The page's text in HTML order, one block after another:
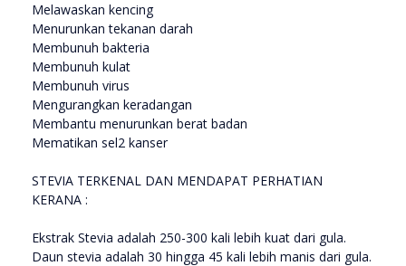
Melawaskan kencing
Menurunkan tekanan darah
Membunuh bakteria
Membunuh kulat
Membunuh virus
Mengurangkan keradangan
Membantu menurunkan berat badan
Mematikan sel2 kanser
STEVIA TERKENAL DAN MENDAPAT PERHATIAN
KERANA :
Ekstrak Stevia adalah 250-300 kali lebih kuat dari gula.
Daun stevia adalah 30 hingga 45 kali lebih manis dari gula.